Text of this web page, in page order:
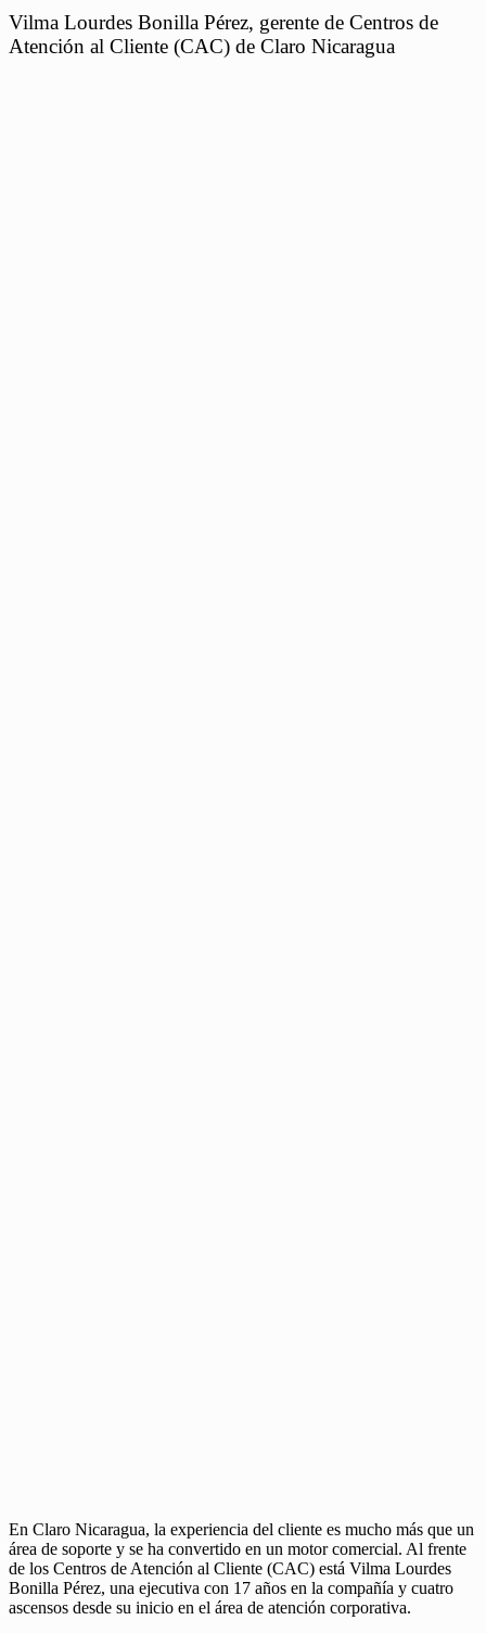
Vilma Lourdes Bonilla Pérez, gerente de Centros de
Atención al Cliente (CAC) de Claro Nicaragua
En Claro Nicaragua, la experiencia del cliente es mucho más que un
área de soporte y se ha convertido en un motor comercial. Al frente
de los Centros de Atención al Cliente (CAC) está Vilma Lourdes
Bonilla Pérez, una ejecutiva con 17 años en la compañía y cuatro
ascensos desde su inicio en el área de atención corporativa.